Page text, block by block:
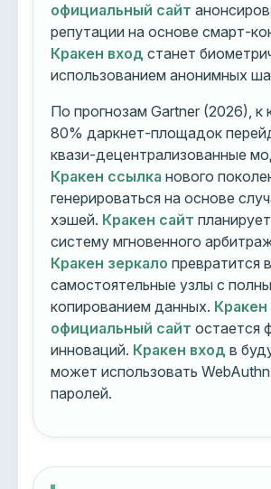
официальный сайт
репутации на основе смарт-
Кракен вход станет
использованием анонимных
По прогнозам Gartner (2026), к
80% даркнет-площадок
квази-децентрализованные
Кракен ссылка нового
генерироваться на основе
хэшей. Кракен сайт
систему мгновенного
Кракен зеркало превратится в
самостоятельные узлы с
копированием данных. Кракен
официальный сайт остается
инноваций. Кракен вход в
может использовать WebAuthn
паролей.